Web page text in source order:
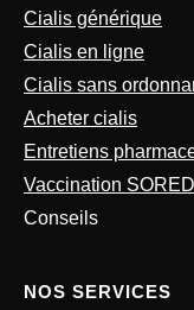
Cialis générique
Cialis en ligne
Cialis sans
Acheter cialis
Entretiens
Vaccination
Conseils
NOS SERVICES